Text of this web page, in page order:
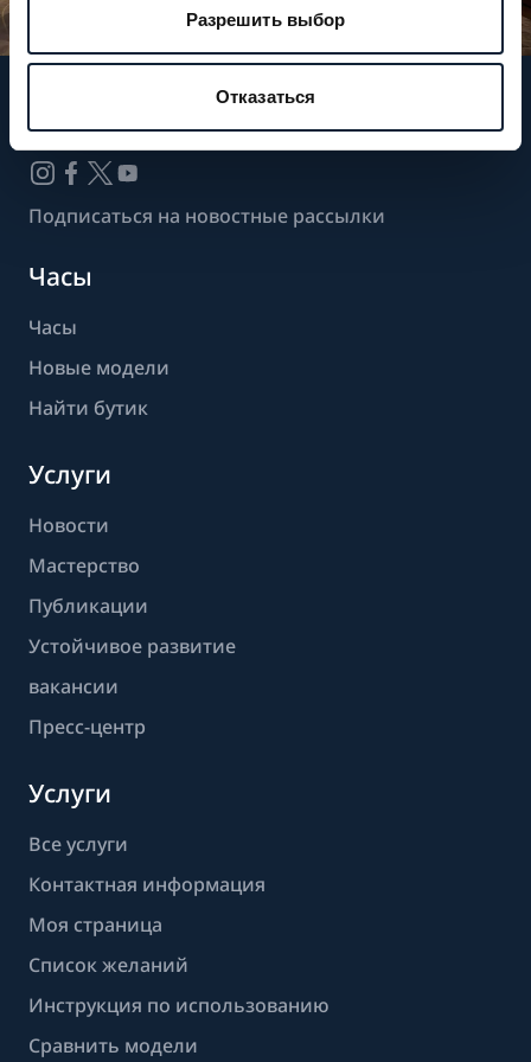
Разрешить выбор
Отказаться
Следите за нашими новостями
Подписаться на новостные рассылки
Часы
Часы
Новые модели
Найти бутик
Услуги
Новости
Мастерство
Публикации
Устойчивое развитие
вакансии
Пресс-центр
Услуги
Все услуги
Контактная информация
Моя страница
Список желаний
Инструкция по использованию
Сравнить модели